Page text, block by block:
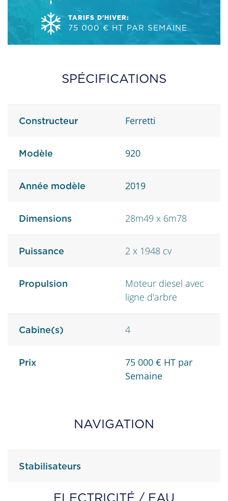
TARIFS D'HIVER:
75 000 € HT PAR SEMAINE
SPÉCIFICATIONS
Constructeur Ferretti
Modèle 920
Année modèle 2019
Dimensions 28m49 x 6m78
Puissance 2 x 1948 cv
Propulsion
Moteur diesel avec
ligne d'arbre
Cabine(s) 4
Prix
75 000 € HT par
Semaine
NAVIGATION
Stabilisateurs
ELECTRICITÉ / EAU